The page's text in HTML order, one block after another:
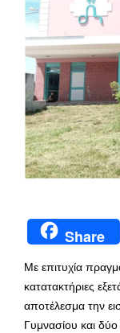
Share
Με επιτυχία
κατατακτήριες
αποτέλεσμα την
Γυμνασίου και